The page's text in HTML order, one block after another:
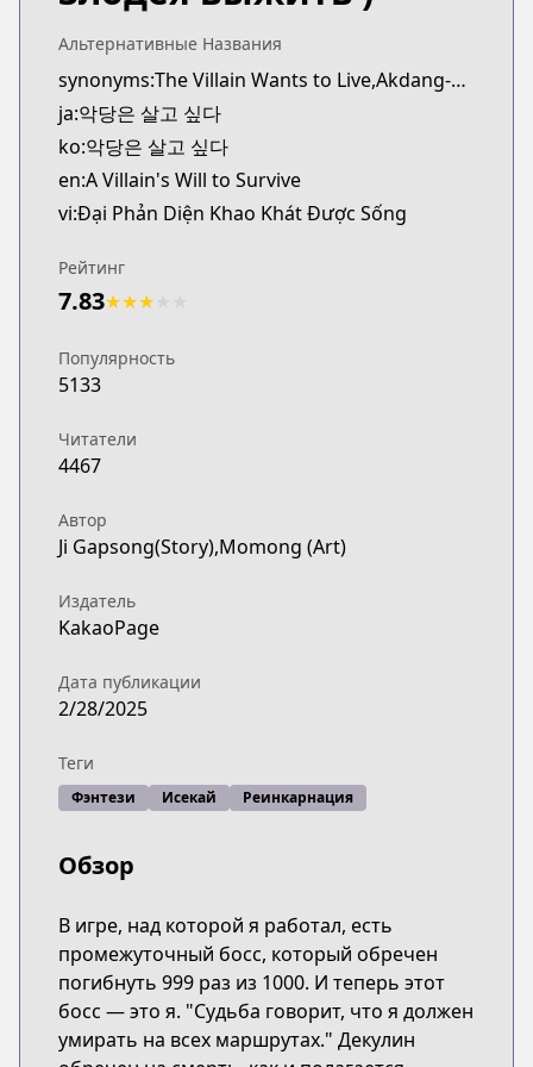
Альтернативные Названия
synonyms:The Villain Wants to Live,Akdang-eun Salgo Sipda
ja:악당은 살고 싶다
ko:악당은 살고 싶다
en:A Villain's Will to Survive
vi:Đại Phản Diện Khao Khát Được Sống
Рейтинг
7.83★★★
Популярность
5133
Читатели
4467
Автор
Ji Gapsong(Story),Momong (Art)
Издатель
KakaoPage
Дата публикации
2/28/2025
Теги
Фэнтези Исекай Реинкарнация
Обзор
В игре, над которой я работал, есть
промежуточный босс, который обречен
погибнуть 999 раз из 1000. И теперь этот
босс — это я. "Судьба говорит, что я должен
умирать на всех маршрутах." Декулин